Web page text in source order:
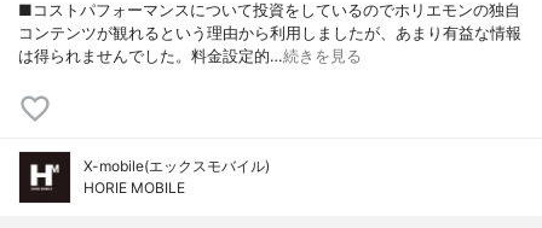
■コストパフォーマンスについて投資をしているのでホリエモンの独自
コンテンツが観れるという理由から利用しましたが、あまり有益な情報
は得られませんでした。料金設定的…続きを見る
X-mobile(エックスモバイル)
HORIE MOBILE